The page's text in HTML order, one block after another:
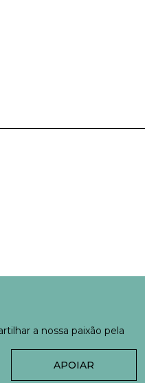
a nossa paixão pela
APOIAR